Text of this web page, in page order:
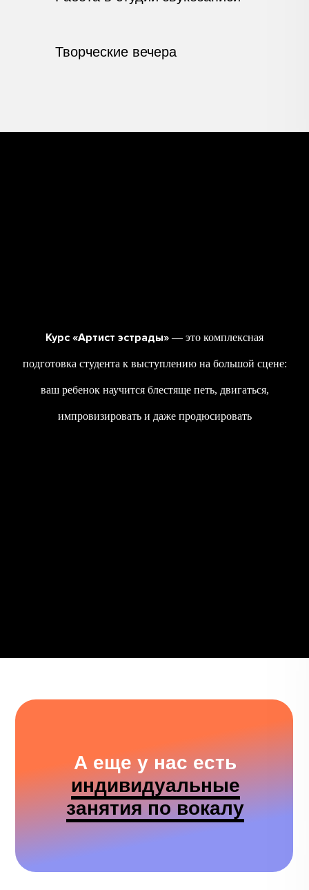
Творческие вечера
Курс «Артист эстрады» — это комплексная
подготовка студента к выступлению на большой сцене:
ваш ребенок научится блестяще петь, двигаться,
импровизировать и даже продюсировать
А еще у нас есть
индивидуальные
занятия по вокалу